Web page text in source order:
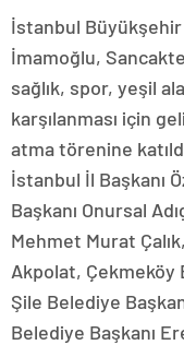
İstanbul Büyükşehir
İmamoğlu,
sağlık, spor, yeşil
karşılanması için
atma törenine
İstanbul İl Başkanı
Başkanı Onursal
Mehmet Murat
Akpolat, Çekmeköy
Şile Belediye
Belediye Başkanı